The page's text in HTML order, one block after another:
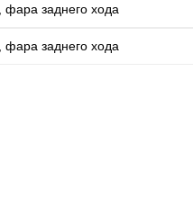
фара заднего хода
фара заднего хода